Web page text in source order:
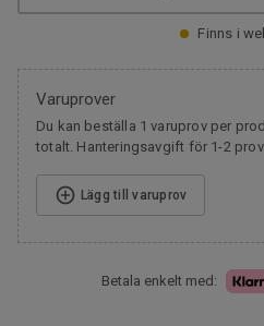
Finns i
Varuprover
Du kan beställa 1 varuprov per
totalt. Hanteringsavgift för 1-2
Lägg till varuprov
Betala enkelt med: